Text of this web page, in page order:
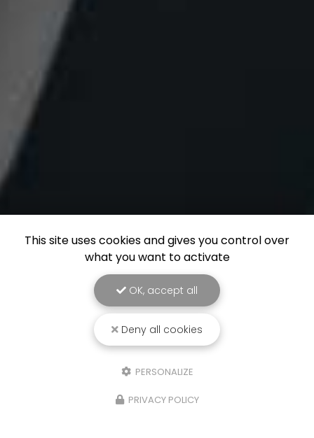
This site uses cookies and gives you control over
what you want to activate
OK, accept all
Deny all cookies
PERSONALIZE
PRIVACY POLICY